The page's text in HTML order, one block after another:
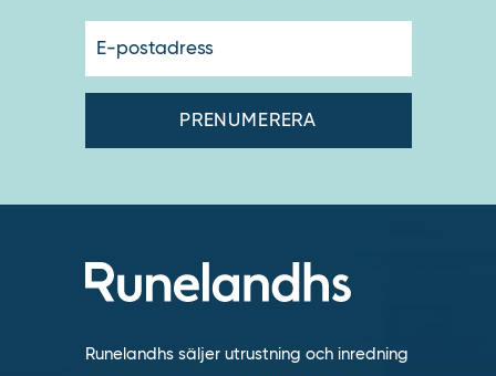
Runelandhs säljer utrustning och inredning